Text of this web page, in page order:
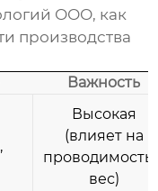
ООО, как
производства
Важность
Высокая
(влияет на
проводимость
вес)